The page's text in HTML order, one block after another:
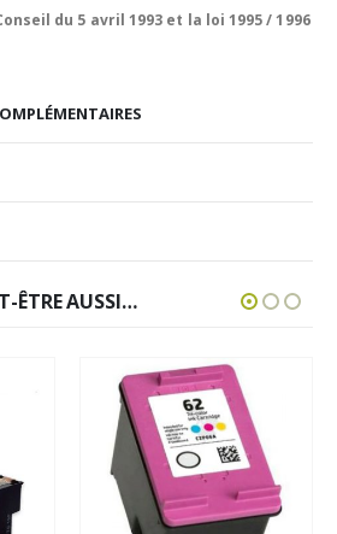
du 5 avril 1993 et la loi 1995 / 1996
ÊTRE AUSSI…